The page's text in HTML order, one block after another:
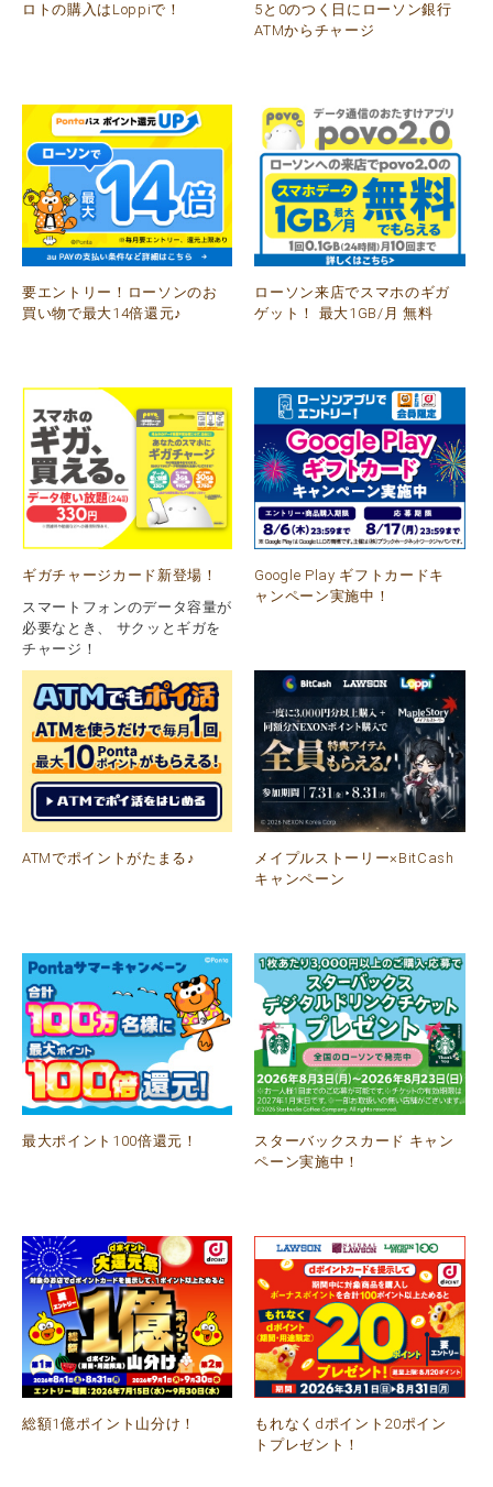
ロトの購入はLoppiで！
5と0のつく日にローソン銀行
ATMからチャージ
要エントリー！ローソンのお
買い物で最大14倍還元♪
ローソン来店でスマホのギガ
ゲット！ 最大1GB/月 無料
ギガチャージカード新登場！
スマートフォンのデータ容量が
必要なとき、 サクッとギガを
チャージ！
Google Play ギフトカードキ
ャンペーン実施中！
ATMでポイントがたまる♪
メイプルストーリー×BitCash
キャンペーン
最大ポイント100倍還元！
スターバックスカード キャン
ペーン実施中！
総額1億ポイント山分け！
もれなくdポイント20ポイン
トプレゼント！